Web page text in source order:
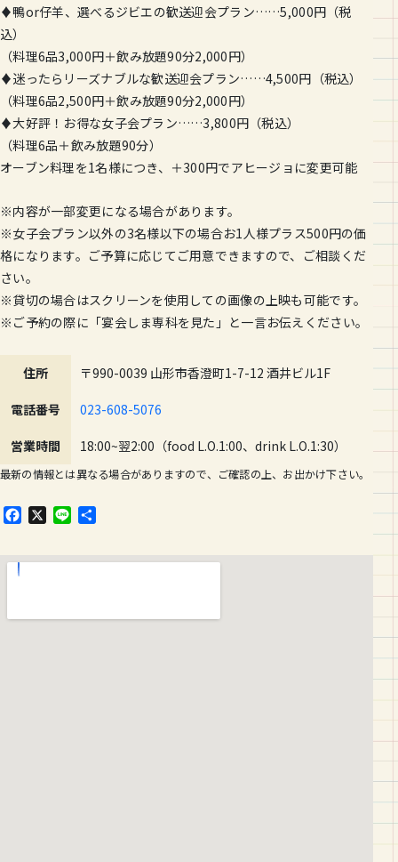
♦鴨or仔羊、選べるジビエの歓送迎会プラン……5,000円（税
込）
（料理6品3,000円＋飲み放題90分2,000円）
♦迷ったらリーズナブルな歓送迎会プラン……4,500円（税込）
（料理6品2,500円＋飲み放題90分2,000円）
♦大好評！お得な女子会プラン……3,800円（税込）
（料理6品＋飲み放題90分）
オーブン料理を1名様につき、＋300円でアヒージョに変更可能
※内容が一部変更になる場合があります。
※女子会プラン以外の3名様以下の場合お1人様プラス500円の価
格になります。ご予算に応じてご用意できますので、ご相談くだ
さい。
※貸切の場合はスクリーンを使用しての画像の上映も可能です。
※ご予約の際に「宴会しま専科を見た」と一言お伝えください。
住所 〒990-0039 山形市香澄町1-7-12 酒井ビル1F
電話番号 023-608-5076
営業時間 18:00~翌2:00（food L.O.1:00、drink L.O.1:30）
最新の情報とは異なる場合がありますので、ご確認の上、お出かけ下さい。
F
e
o
X
L
e